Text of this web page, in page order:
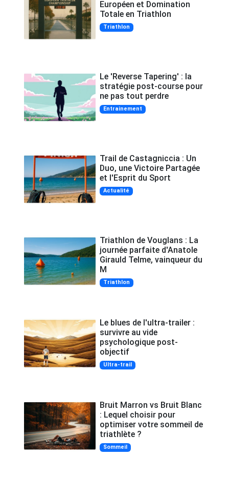
Européen et Domination
Totale en Triathlon
Triathlon
Le 'Reverse Tapering' : la
stratégie post-course pour
ne pas tout perdre
Entrainement
Trail de Castagniccia : Un
Duo, une Victoire Partagée
et l'Esprit du Sport
Actualité
Triathlon de Vouglans : La
journée parfaite d'Anatole
Girauld Telme, vainqueur du
M
Triathlon
Le blues de l'ultra-trailer :
survivre au vide
psychologique post-
objectif
Ultra-trail
Bruit Marron vs Bruit Blanc
: Lequel choisir pour
optimiser votre sommeil de
triathlète ?
Sommeil